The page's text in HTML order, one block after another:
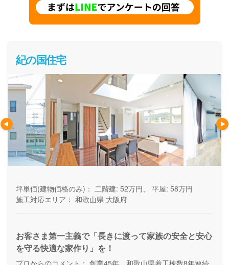
紀の国住宅
坪単価(建物価格のみ)： 二階建: 52万円、 平屋: 58万円
施工対応エリア： 和歌山県 大阪府
お客さま第一主義で「長きに渡って家族の安全と安心
を守る快適な家作り」を！